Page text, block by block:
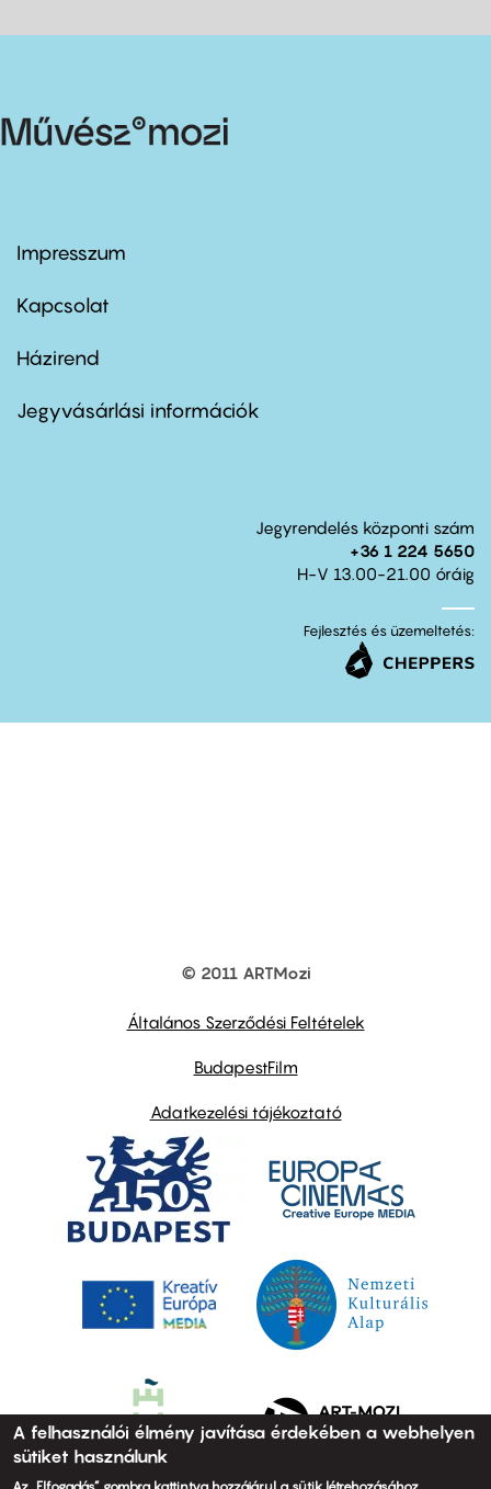
Footer
first
Impresszum
Kapcsolat
Footer
second
Házirend
Jegyvásárlási információk
Jegyrendelés központi szám
+36 1 224 5650
H-V 13.00-21.00 óráig
Fejlesztés és üzemeltetés:
© 2011 ARTMozi
Általános Szerződési Feltételek
BudapestFilm
Adatkezelési tájékoztató
A felhasználói élmény javítása érdekében a webhelyen
sütiket használunk